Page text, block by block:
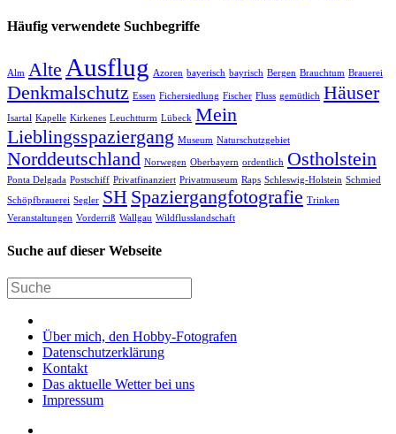
Häufig verwendete Suchbegriffe
Alm Alte Ausflug Azoren bayerisch bayrisch Bergen Brauchtum Brauerei
Denkmalschutz Essen Fichersiedlung Fischer Fluss gemütlich Häuser
Isartal Kapelle Kirkenes Leuchtturm Lübeck Mein
Lieblingsspaziergang Museum Naturschutzgebiet
Norddeutschland Norwegen Oberbayern ordentlich Ostholstein
Ponta Delgada Postschiff Privatfinanziert Privatmuseum Raps Schleswig-Holstein Schmied
Schöpfbrauerei Segler SH Spaziergangfotografie Trinken
Veranstaltungen Vorderriß Wallgau Wildflusslandschaft
Suche auf dieser Webseite
Über mich, den Hobby-Fotografen
Datenschutzerklärung
Kontakt
Das aktuelle Wetter bei uns
Impressum